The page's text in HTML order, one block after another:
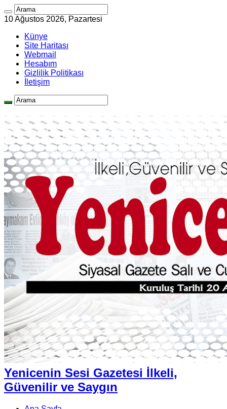
10 Ağustos 2026, Pazartesi
Künye
Site Haritası
Webmail
Hesabım
Gizlilik Politikası
İletişim
Yenicenin Sesi Gazetesi İlkeli,
Güvenilir ve Saygın